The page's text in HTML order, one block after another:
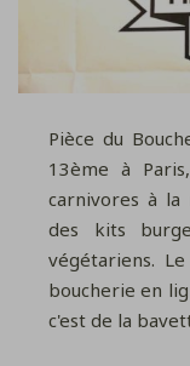
Pièce du
13ème à
carnivores à la
des kits
végétariens.
boucherie en
c'est de la